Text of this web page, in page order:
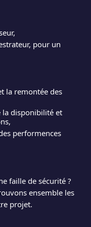
pour un
la remontée des
la disponibilité et
performences
faille de sécurité ?
ensemble les
projet.